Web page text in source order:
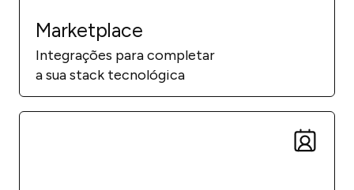
Marketplace
Integrações para completar
a sua stack tecnológica